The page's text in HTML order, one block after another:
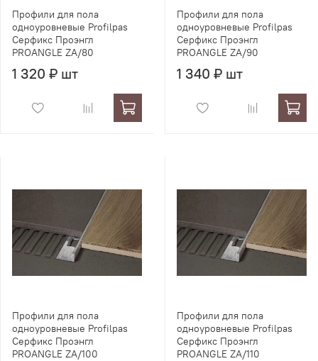
Профили для пола
одноуровневые Profilpas
Серфикс Проэнгл
PROANGLE ZA/80
1 320 ₽ шт
Профили для пола
одноуровневые Profilpas
Серфикс Проэнгл
PROANGLE ZA/90
1 340 ₽ шт
Профили для пола
одноуровневые Profilpas
Серфикс Проэнгл
PROANGLE ZA/100
Профили для пола
одноуровневые Profilpas
Серфикс Проэнгл
PROANGLE ZA/110